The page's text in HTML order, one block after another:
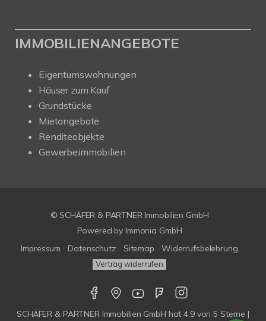
IMMOBILIENANGEBOTE
Eigentumswohnungen
Häuser zum Kauf
Grundstücke
Mietangebote
Renditeobjekte
Gewerbeimmobilien
© SCHÄFER & PARTNER Immobilien GmbH
Powered by Immonia GmbH
Impressum
Datenschutz Sitemap Widerrufsbelehrung
Vertrag widerrufen
SCHÄFER & PARTNER Immobilien GmbH hat4,9von5 Sterne |